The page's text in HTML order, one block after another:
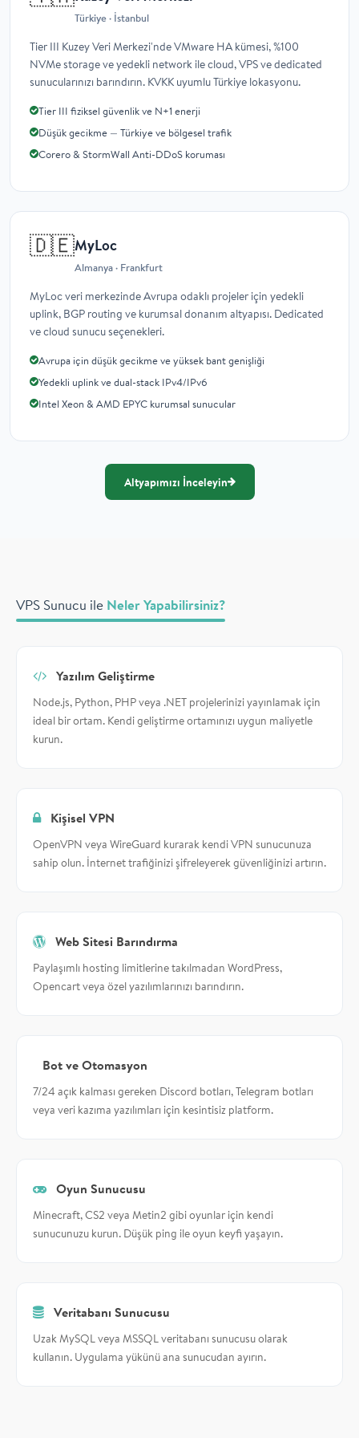
Türkiye · İstanbul
Tier III Kuzey Veri Merkezi'nde VMware HA kümesi, %100
NVMe storage ve yedekli network ile cloud, VPS ve dedicated
sunucularınızı barındırın. KVKK uyumlu Türkiye lokasyonu.
Tier III fiziksel güvenlik ve N+1 enerji
Düşük gecikme — Türkiye ve bölgesel trafik
Corero & StormWall Anti-DDoS koruması
🇩🇪MyLoc
Almanya · Frankfurt
MyLoc veri merkezinde Avrupa odaklı projeler için yedekli
uplink, BGP routing ve kurumsal donanım altyapısı. Dedicated
ve cloud sunucu seçenekleri.
Avrupa için düşük gecikme ve yüksek bant genişliği
Yedekli uplink ve dual-stack IPv4/IPv6
Intel Xeon & AMD EPYC kurumsal sunucular
Altyapımızı İnceleyin
VPS Sunucu ile Neler Yapabilirsiniz?
Yazılım Geliştirme
Node.js, Python, PHP veya .NET projelerinizi yayınlamak için
ideal bir ortam. Kendi geliştirme ortamınızı uygun maliyetle
kurun.
Kişisel VPN
OpenVPN veya WireGuard kurarak kendi VPN sunucunuza
sahip olun. İnternet trafiğinizi şifreleyerek güvenliğinizi artırın.
Web Sitesi Barındırma
Paylaşımlı hosting limitlerine takılmadan WordPress,
Opencart veya özel yazılımlarınızı barındırın.
Bot ve Otomasyon
7/24 açık kalması gereken Discord botları, Telegram botları
veya veri kazıma yazılımları için kesintisiz platform.
Oyun Sunucusu
Minecraft, CS2 veya Metin2 gibi oyunlar için kendi
sunucunuzu kurun. Düşük ping ile oyun keyfi yaşayın.
Veritabanı Sunucusu
Uzak MySQL veya MSSQL veritabanı sunucusu olarak
kullanın. Uygulama yükünü ana sunucudan ayırın.